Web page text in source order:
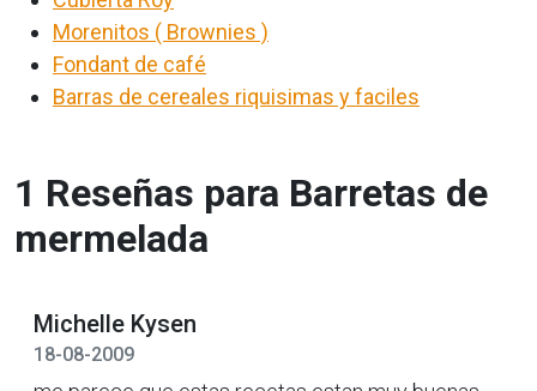
Morenitos ( Brownies )
Fondant de café
Barras de cereales riquisimas y faciles
1 Reseñas para Barretas de
mermelada
Michelle Kysen
18-08-2009